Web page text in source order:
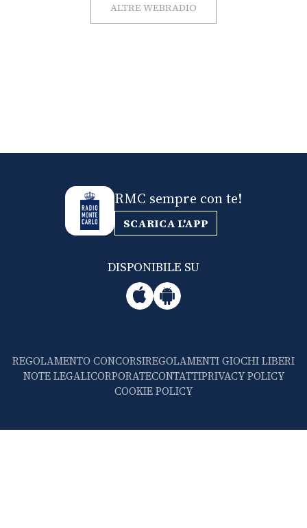
ALTRE WEBRADIO
RMC sempre con te!
SCARICA L'APP
DISPONIBILE SU
REGOLAMENTO CONCORSIREGOLAMENTI GIOCHI LIBERI
NOTE LEGALICORPORATECONTATTIPRIVACY POLICY
COOKIE POLICY